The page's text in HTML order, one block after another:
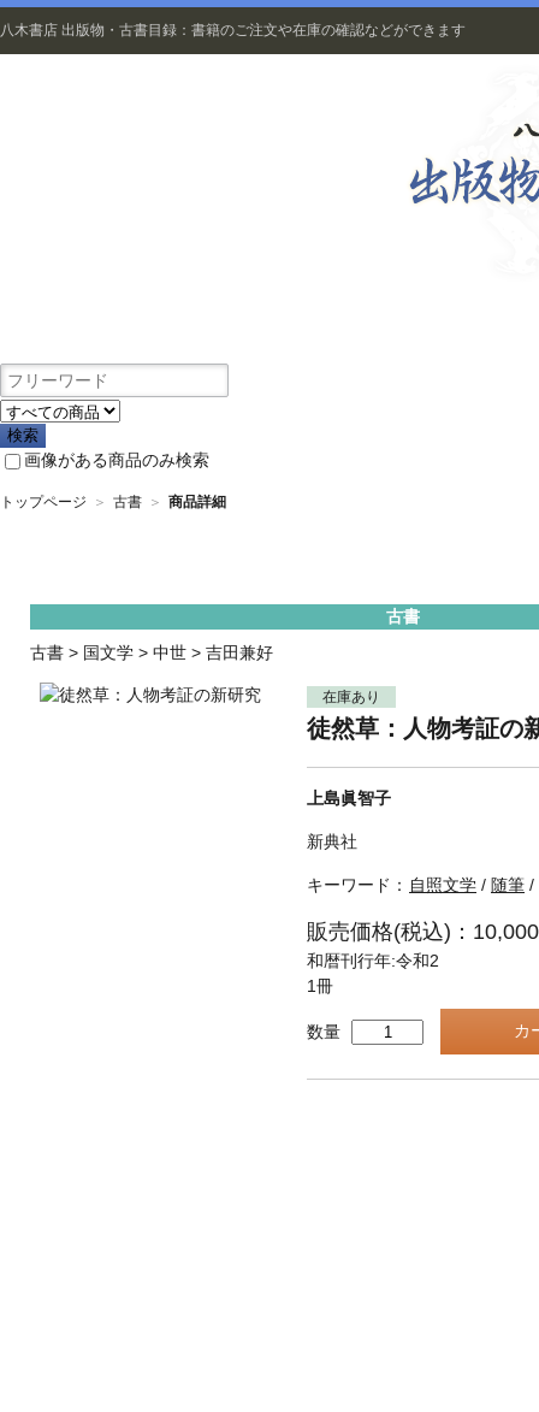
八木書店 出版物・古書目録：書籍のご注文や在庫の確認などができます
画像がある商品のみ検索
トップページ ＞ 古書 ＞ 商品詳細
古書
古書 > 国文学 > 中世 > 吉田兼好
在庫あり
徒然草：人物考証の
上島眞智子
新典社
キーワード： 自照文学 / 随筆 /
販売価格(税込)：
和暦刊行年:令和2
1冊
数量